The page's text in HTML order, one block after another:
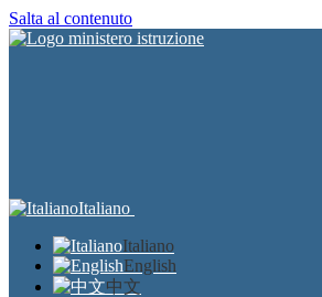
Salta al contenuto
Italiano
Italiano
English
中文